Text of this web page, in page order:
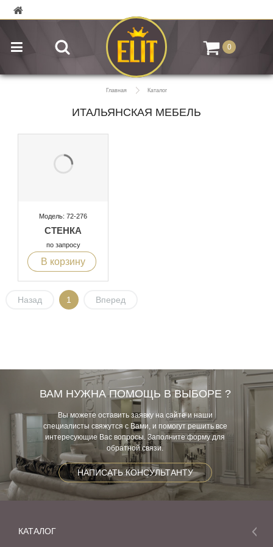
0
Главная Каталог
ИТАЛЬЯНСКАЯ МЕБЕЛЬ
Модель: 72-276
СТЕНКА
по запросу
В корзину
Назад 1 Вперед
ВАМ НУЖНА ПОМОЩЬ В ВЫБОРЕ ?
Вы можете оставить заявку на сайте и наши
специалисты свяжутся с Вами, и помогут решить все
интересующие Вас вопросы. Заполните форму для
обратной связи.
НАПИСАТЬ КОНСУЛЬТАНТУ
КАТАЛОГ